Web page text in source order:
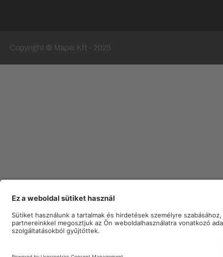
Copyright © Mapei Kft - 2025